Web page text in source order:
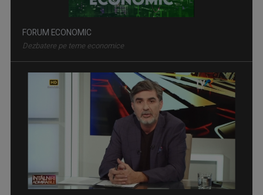
Dezbatere pe teme economice
ÎNTÂLNIRI ADMIRABILE
Talk-show moderat de scriitorul și profesorul ...